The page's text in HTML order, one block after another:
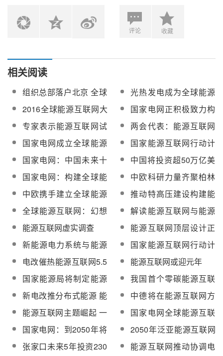
评论 收藏
相关阅读
组织总部落户北京 全球
能源互联网迈出实质性
步伐
光热发电成为全球能源
互联网大会热议话题之
一
2016全球能源互联网大
会召开 能源界大佬都说
了什么？
国家电网正积极致力构
建全球能源互联网
专家表示能源互联网试
点工程近期即将列出
两会代表：能源互联网
让更多人享受清洁绿色
能源
国家电网成立全球能源
互联网集团 推动智能电
网建成
国家能源互联网行动计
划发布在即 相关企业已
着手布局
国家电网：中国未来十
年发展全球能源互联网
正逢其时
中国将投资超50万亿美
元构建全球能源互联网
国家电网：构建全球能
源互联网 促西部清洁能
源消纳
中欧科研力量齐聚柏林
推动全球能源互联网创
新发展
中欧携手建立全球能源
互联网 2050年清洁能源
将占80%
推动特高压建设构建能
源互联网 特变电工等五
股利好
全球能源互联网：幻想
还是现实
解读能源互联网与能源
革命
能源互联网虚实调查
能源互联网顶层设计正
在收官
新能源电力系统与能源
互联网的对接与整合
国家能源互联网行动计
划年内出台
电改催热能源互联网5.5
万亿蓝海市场
能源互联网或迎元年
国家能源局将制定能源
互联网行动计划
我国首个零碳能源互联
网片区落户河北
新电改推分布式能源 能
源互联网概念崛起
中德将在能源互联网方
面展开创新合作
能源互联网主题崛起 一
片蓝海
国家电网全球能源互联
网概念走出国门
国家电网：到2050年将
基本建成全球能源互联
网
2050年泛亚能源互联网
络预想
张家口未来5年投资230
能源互联网推动协调电